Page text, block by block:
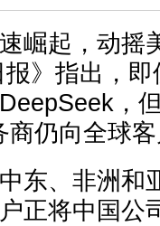
崛起，动摇
》指出，
，
仍向全球
东、非洲和
正将中国公